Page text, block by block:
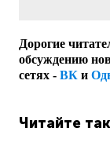
Дорогие
обсуждению
сетях - ВК и
Читайте